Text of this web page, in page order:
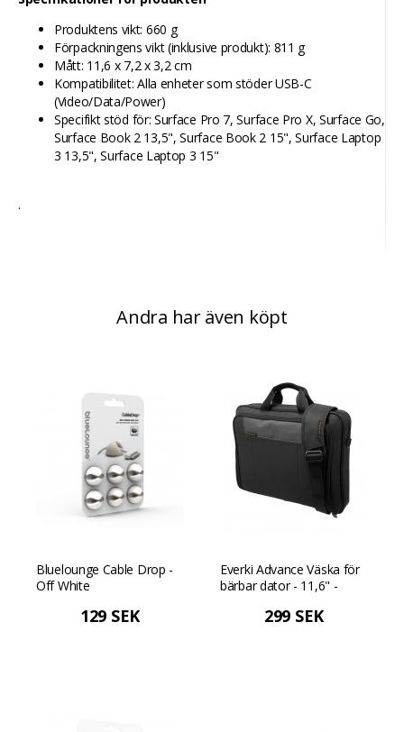
Produktens vikt: 660 g
Förpackningens vikt (inklusive produkt): 811 g
Mått: 11,6 x 7,2 x 3,2 cm
Kompatibilitet: Alla enheter som stöder USB-C
(Video/Data/Power)
Specifikt stöd för: Surface Pro 7, Surface Pro X, Surface Go,
Surface Book 2 13,5", Surface Book 2 15", Surface Laptop
3 13,5", Surface Laptop 3 15"
.
Andra har även köpt
Bluelounge Cable Drop -
Off White
129 SEK
Everki Advance Väska för
bärbar dator - 11,6" -
299 SEK